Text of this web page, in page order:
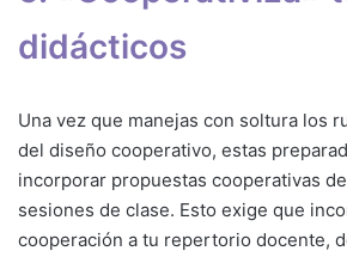
didácticos
Una vez que manejas con soltura los
del diseño cooperativo, estas
incorporar propuestas cooperativas
sesiones de clase. Esto exige que
cooperación a tu repertorio docente,